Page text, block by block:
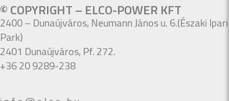
© COPYRIGHT – ELCO-POWER KFT
2400 – Dunaújváros, Neumann János u. 6.(Északi Ipari
Park)
2401 Dunaújváros, Pf. 272.
+36 20 9289-238